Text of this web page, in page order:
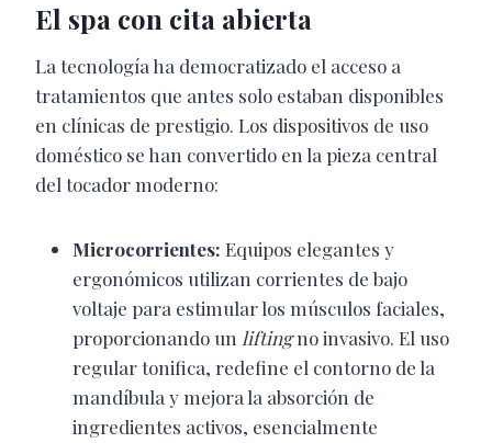
El spa con cita abierta
La tecnología ha democratizado el acceso a
tratamientos que antes solo estaban disponibles
en clínicas de prestigio. Los dispositivos de uso
doméstico se han convertido en la pieza central
del tocador moderno:
Microcorrientes: Equipos elegantes y
ergonómicos utilizan corrientes de bajo
voltaje para estimular los músculos faciales,
proporcionando un liftingno invasivo. El uso
regular tonifica, redefine el contorno de la
mandíbula y mejora la absorción de
ingredientes activos, esencialmente